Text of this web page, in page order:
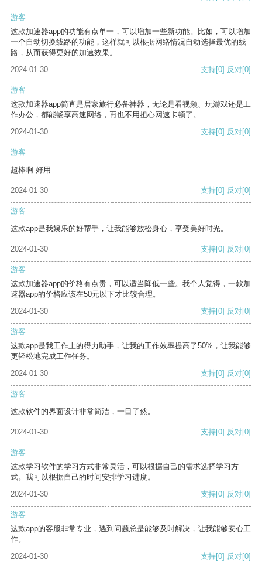
游客
这款加速器app的功能有点单一，可以增加一些新功能。比如，可以增加
一个自动切换线路的功能，这样就可以根据网络情况自动选择最优的线
路，从而获得更好的加速效果。
2024-01-30
支持[0] 反对[0]
游客
这款加速器app简直是居家旅行必备神器，无论是看视频、玩游戏还是工
作办公，都能畅享高速网络，再也不用担心网速卡顿了。
2024-01-30
支持[0] 反对[0]
游客
超棒啊 好用
2024-01-30 支持[0] 反对[0]
游客
这款app是我娱乐的好帮手，让我能够放松身心，享受美好时光。
2024-01-30 支持[0] 反对[0]
游客
这款加速器app的价格有点贵，可以适当降低一些。我个人觉得，一款加
速器app的价格应该在50元以下才比较合理。
2024-01-30
支持[0] 反对[0]
游客
这款app是我工作上的得力助手，让我的工作效率提高了50%，让我能够
更轻松地完成工作任务。
2024-01-30
支持[0] 反对[0]
游客
这款软件的界面设计非常简洁，一目了然。
2024-01-30 支持[0] 反对[0]
游客
这款学习软件的学习方式非常灵活，可以根据自己的需求选择学习方
式。我可以根据自己的时间安排学习进度。
2024-01-30
支持[0] 反对[0]
游客
这款app的客服非常专业，遇到问题总是能够及时解决，让我能够安心工
作。
2024-01-30
支持[0] 反对[0]